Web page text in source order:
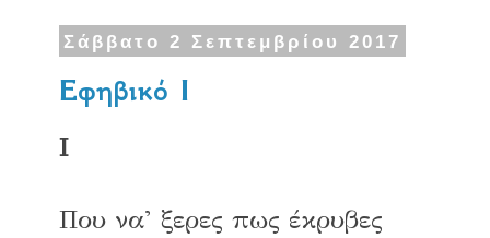
Σάββατο 2 Σεπτεμβρίου 2017
Εφηβικό Ι
Ι
Που να' ξερες πως έκρυβες